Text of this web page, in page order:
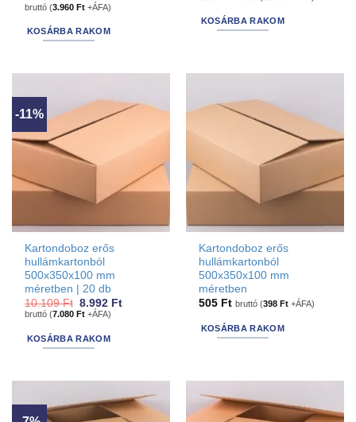
price
5.715 Ft.
bruttó (3.960Ft +ÁFA)
KOSÁRBA RAKOM
KOSÁRBA RAKOM
-11%
Kartondoboz erős
hullámkartonból
500x350x100 mm
méretben | 20 db
10.109Ft Original
price
10.109 Ft.
8.992 FtCurrent
bruttó (7.080Ft +ÁFA)
KOSÁRBA RAKOM
Kartondoboz erős
hullámkartonból
500x350x100 mm
méretben
505 Ft bruttó (398Ft +ÁFA)
KOSÁRBA RAKOM